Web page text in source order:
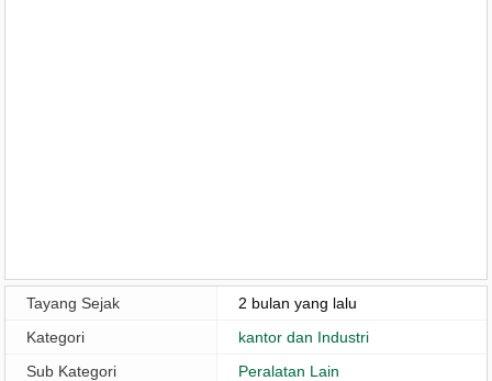
Tayang Sejak
2 bulan yang lalu
Kategori
kantor dan Industri
Sub Kategori
Peralatan Lain